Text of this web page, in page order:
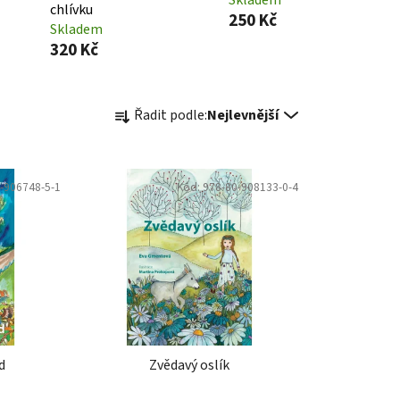
chlívku
Skladem
320 Kč
250 Kč
a Řadit podle:Nejlevnější
5-1
Zvědavý oslík
Kód:978-80-908133-0-4